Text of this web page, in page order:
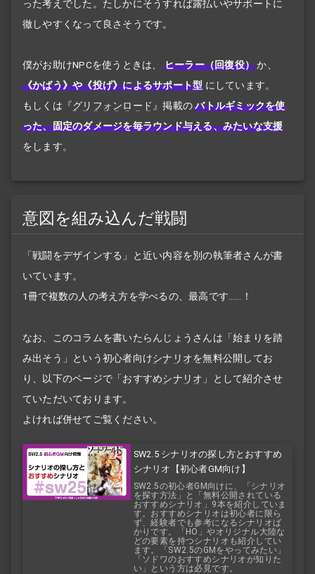
った考えでした。たしかにそうすれば露払いやサポートに
徹しやすくなって良さそうです。
僕がお助けNPCを使うときは、 ヒーラー（回復役） か、
《かばう》や《投げ》によるサポート型 にしています。
もしくは『グリフォンロード 』掲載の バトルギミックを使
った、固定のダメージを毎ラウンド与える、みたいな支援
をします。
意図を組み込んだ戦闘
「戦闘をデザインする」と近い内容を別の執筆者さんが書
いています。
1冊で複数の人の考え方を学べるの、最高です……！
なお、このコラムを書いたらんじょうさんは「始まりを踏
み出そう」という初心者向けシナリオを無料公開してお
り、以下のページで「おすすめシナリオ 」として紹介させ
ていただいております。
よければ併せてご覧ください。
SW2.5 シナリオの探し方とおすすめ
シナリオ【初心者GM向け】
SW2.5の初心者GM向けに、「シナリオ
を探す方法」と「無料公開されている
おすすめシナリオ」9本を紹介していま
す。おすすめシナリオは初心者に限ら
ず、経験者でも参考になるシナリオば
かりです。「HO」やオリジナル大陸な
どの要素を持つシナリオも紹介してい
ます。「SW2.5のGMをやってみたい」
「ソドワのおすすめシナリオが知りた
い」という方は必見です。